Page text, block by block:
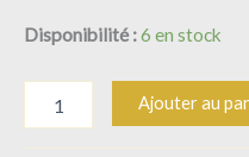
Disponibilité :6 en stock
Ajouter au